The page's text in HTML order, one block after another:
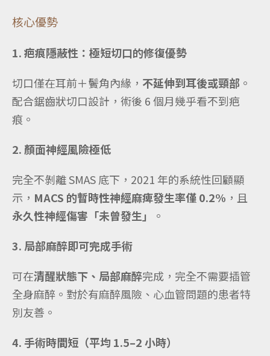
核心優勢
1. 疤痕隱蔽性：極短切口的修復優勢
切口僅在耳前＋鬢角內緣， 不延伸到耳後或頸部 。
配合鋸齒狀切口設計，術後 6 個月幾乎看不到疤
痕。
2. 顏面神經風險極低
完全不剝離 SMAS 底下，2021 年的系統性回顧顯
示， MACS 的暫時性神經麻痺發生率僅 0.2% ，且
永久性神經傷害「未曾發生」
。
3. 局部麻醉即可完成手術
可在清醒狀態下、局部麻醉完成，完全不需要插管
全身麻醉。對於有麻醉風險、心血管問題的患者特
別友善。
4. 手術時間短（平均 1.5–2 小時）